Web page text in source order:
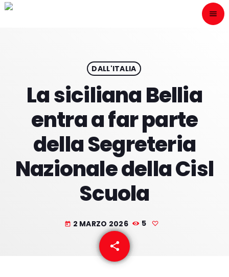
menu
play_arrow
HOME
PROGRAMACION
DALL'ITALIA
La siciliana Bellia
entra a far parte
della Segreteria
Nazionale della Cisl
Scuola
today 2 MARZO 2026 5
share
email